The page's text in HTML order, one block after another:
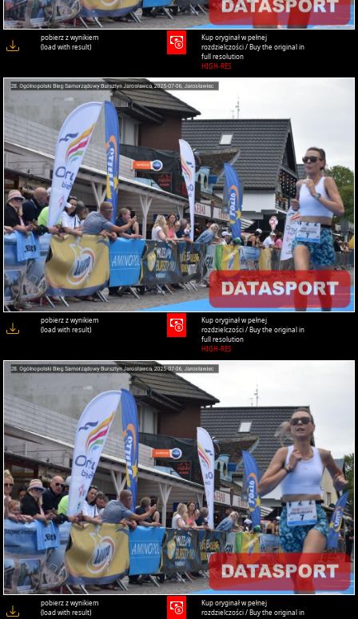
pobierz z wynikiem
(load with result)
Kup oryginał w pełnej
rozdzielczości / Buy the original in
full resolution
HIGH-RES
pobierz z wynikiem
(load with result)
Kup oryginał w pełnej
rozdzielczości / Buy the original in
full resolution
HIGH-RES
pobierz z wynikiem
(load with result)
Kup oryginał w pełnej
rozdzielczości / Buy the original in